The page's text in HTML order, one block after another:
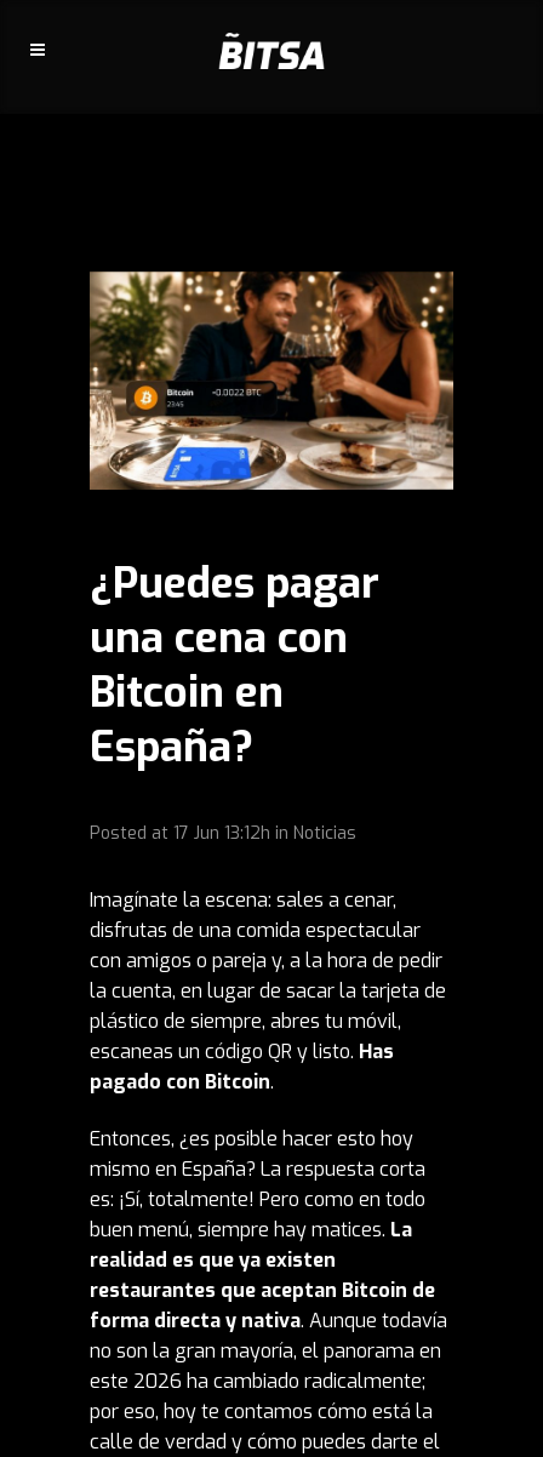
¿Puedes pagar
una cena con
Bitcoin en
España?
Posted at 17 Jun 13:12h in Noticias
Imagínate la escena: sales a cenar,
disfrutas de una comida espectacular
con amigos o pareja y, a la hora de pedir
la cuenta, en lugar de sacar la tarjeta de
plástico de siempre, abres tu móvil,
escaneas un código QR y listo. Has
pagado con Bitcoin.
Entonces, ¿es posible hacer esto hoy
mismo en España? La respuesta corta
es: ¡Sí, totalmente! Pero como en todo
buen menú, siempre hay matices. La
realidad es que ya existen
restaurantes que aceptan Bitcoin de
forma directa y nativa. Aunque todavía
no son la gran mayoría, el panorama en
este 2026 ha cambiado radicalmente;
por eso, hoy te contamos cómo está la
calle de verdad y cómo puedes darte el